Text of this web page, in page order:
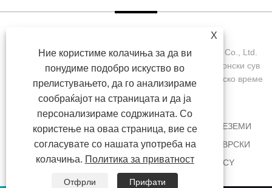
Авторски права © 2022 Symor Instrument Equipment Co., Ltd.
Комора за тестирање на животната средина, електронски сув
кабинет, комора за тестирање за забрзано атмосферско време
ДОМА ЗА НАС ПРОИЗВОДИ ВЕСТИ
ПРЕЗЕМИ
ИСПРАТИ БАРАЊЕ
КОНТАКТИРАЈТЕ НЕ
ВРСКИ
SITEMAP
RSS XML PRIVACY POLICY
X
Ние користиме колачиња за да ви
понудиме подобро искуство во
прелистувањето, да го анализираме
сообраќајот на страницата и да ја
персонализираме содржината. Со
користење на оваа страница, вие се
согласувате со нашата употреба на
колачиња. Политика за приватност
Отфрли Прифати